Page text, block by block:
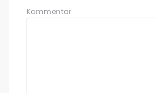
Kommentar